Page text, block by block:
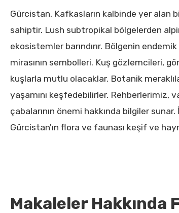
Gürcistan, Kafkasların kalbinde yer
sahiptir. Lush subtropikal bölgelerden
ekosistemler barındırır. Bölgenin
mirasının sembolleri. Kuş gözlemcileri,
kuşlarla mutlu olacaklar. Botanik
yaşamını keşfedebilirler. Rehberlerimiz,
çabalarının önemi hakkında bilgiler
Gürcistan'ın flora ve faunası keşif ve
Makaleler Hakkında